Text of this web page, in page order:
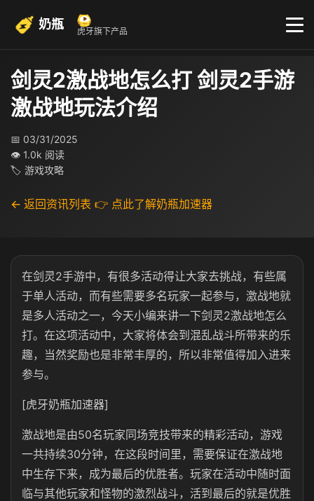
奶瓶 虎牙旗下产品
剑灵2激战地怎么打 剑灵2手游
激战地玩法介绍
📅 03/31/2025
👁 1.0k 阅读
🏷 游戏攻略
← 返回资讯列表 👉 点此了解奶瓶加速器
在剑灵2手游中，有很多活动得让大家去挑战，有些属
于单人活动，而有些需要多名玩家一起参与，激战地就
是多人活动之一，今天小编来讲一下剑灵2激战地怎么
打。在这项活动中，大家将体会到混乱战斗所带来的乐
趣，当然奖励也是非常丰厚的，所以非常值得加入进来
参与。
[虎牙奶瓶加速器]
激战地是由50名玩家同场竞技带来的精彩活动，游戏
一共持续30分钟，在这段时间里，需要保证在激战地
中生存下来，成为最后的优胜者。玩家在活动中随时面
临与其他玩家和怪物的激烈战斗，活到最后的就是优胜